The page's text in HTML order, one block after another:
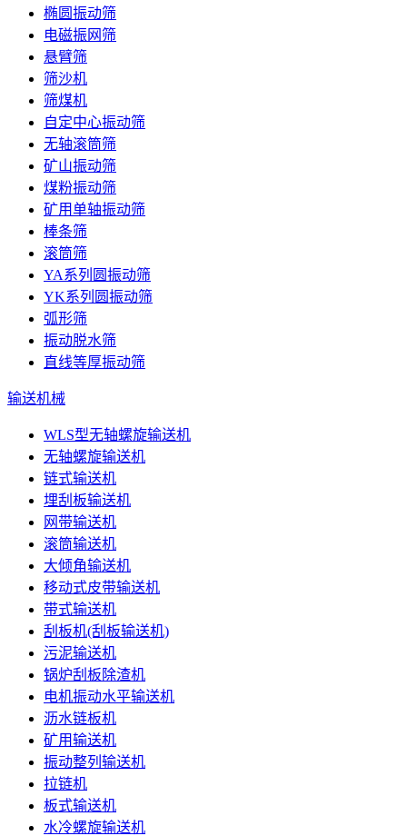
椭圆振动筛
电磁振网筛
悬臂筛
筛沙机
筛煤机
自定中心振动筛
无轴滚筒筛
矿山振动筛
煤粉振动筛
矿用单轴振动筛
棒条筛
滚筒筛
YA系列圆振动筛
YK系列圆振动筛
弧形筛
振动脱水筛
直线等厚振动筛
输送机械
WLS型无轴螺旋输送机
无轴螺旋输送机
链式输送机
埋刮板输送机
网带输送机
滚筒输送机
大倾角输送机
移动式皮带输送机
带式输送机
刮板机(刮板输送机)
污泥输送机
锅炉刮板除渣机
电机振动水平输送机
沥水链板机
矿用输送机
振动整列输送机
拉链机
板式输送机
水冷螺旋输送机